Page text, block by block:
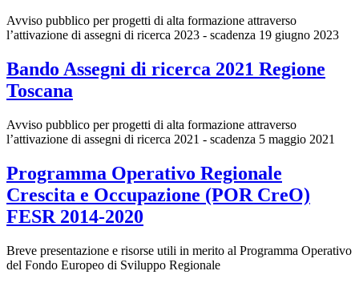
Avviso pubblico per progetti di alta formazione attraverso
l’attivazione di assegni di ricerca 2023 - scadenza 19 giugno 2023
Bando Assegni di ricerca 2021 Regione
Toscana
Avviso pubblico per progetti di alta formazione attraverso
l’attivazione di assegni di ricerca 2021 - scadenza 5 maggio 2021
Programma Operativo Regionale
Crescita e Occupazione (POR CreO)
FESR 2014-2020
Breve presentazione e risorse utili in merito al Programma Operativo
del Fondo Europeo di Sviluppo Regionale